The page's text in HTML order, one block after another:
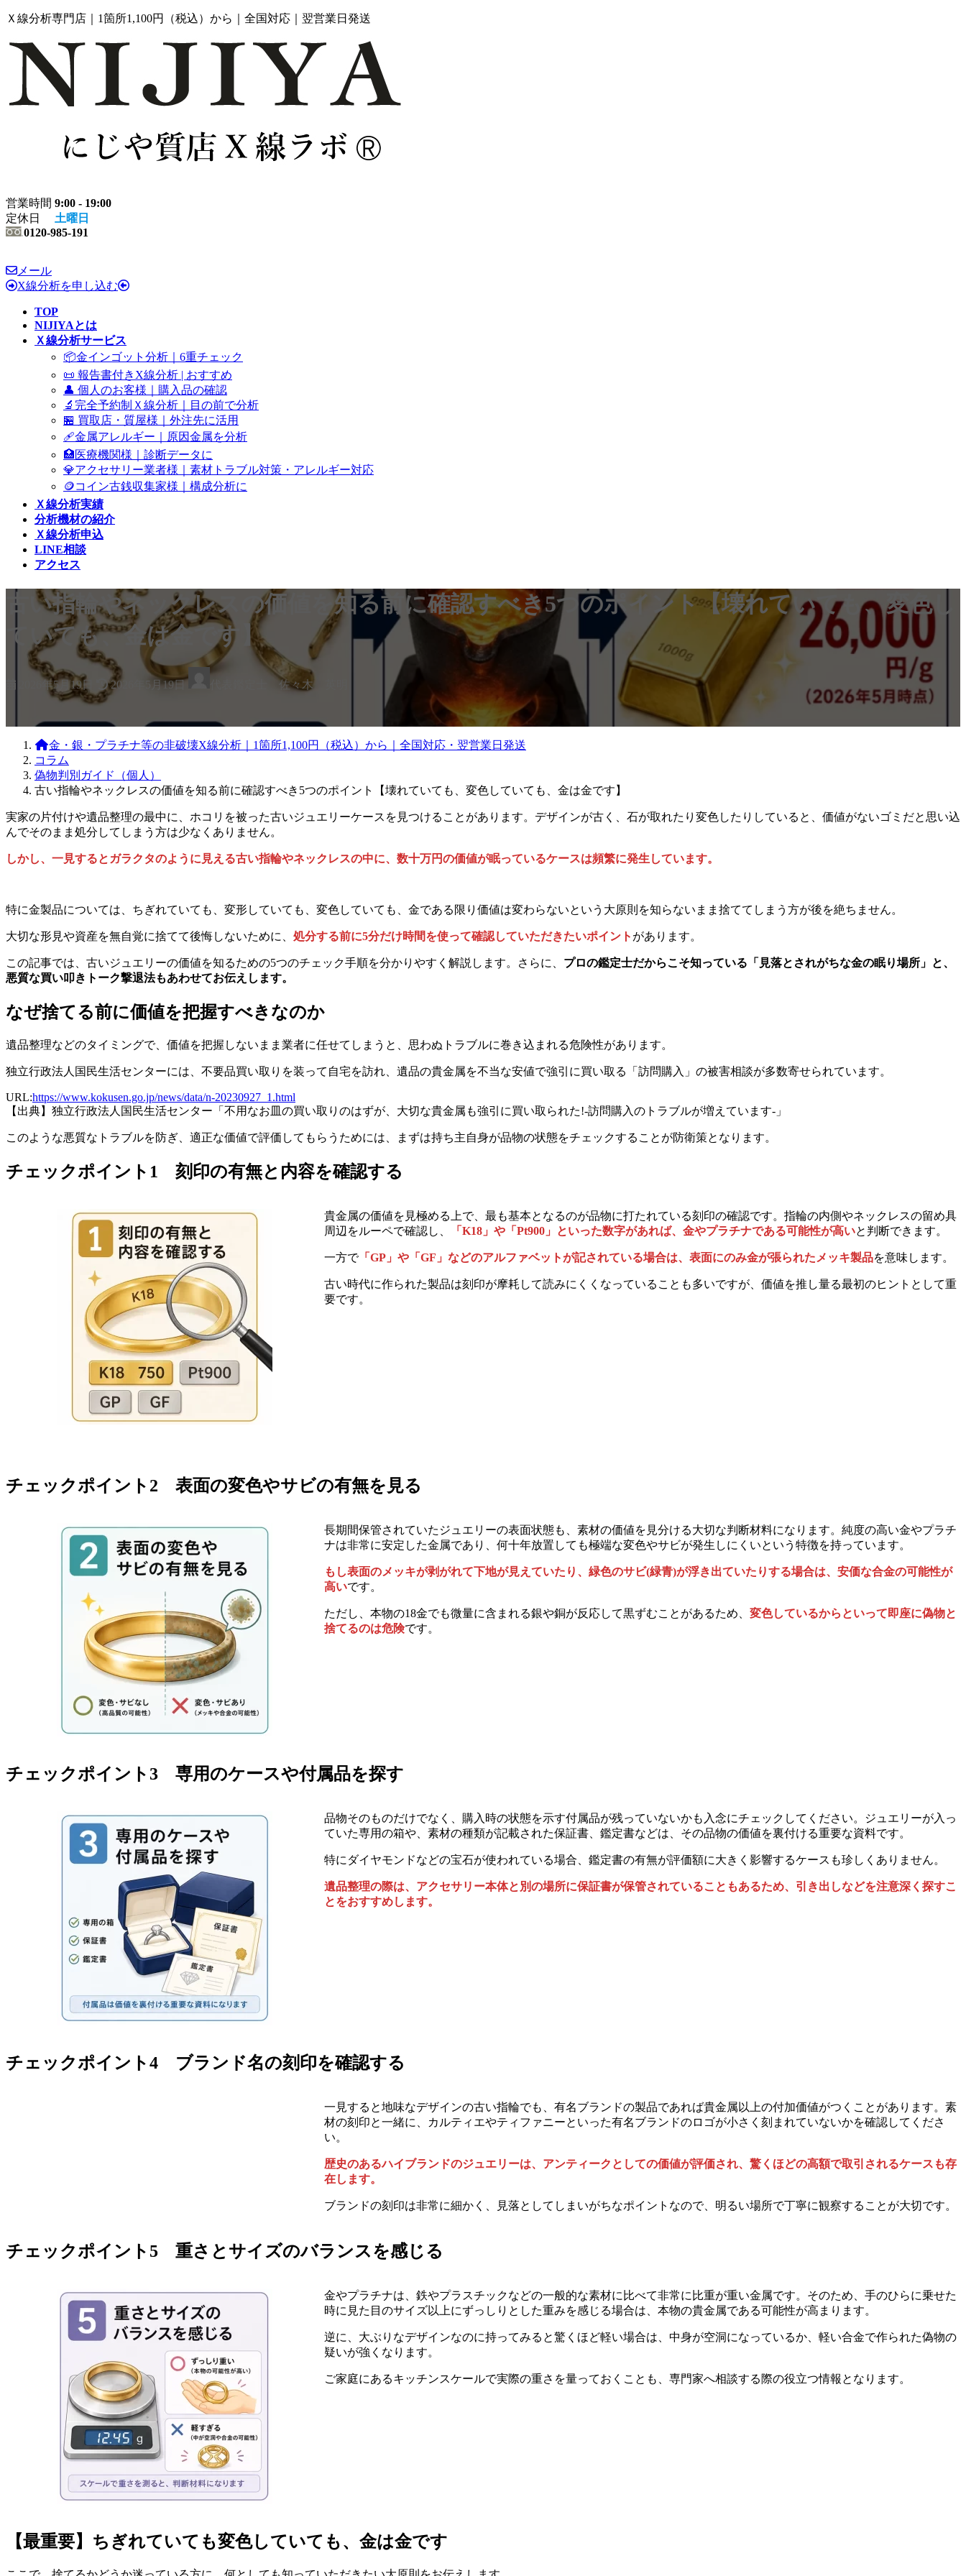
コ
テ
ス
ナ
ゲ
ン
Ｘ線分析専門店｜1箇所1,100円（税込）から｜全国対応｜翌営業日発送
営業時間 9:00 - 19:00
定休日 土曜日
0120-985-191
メール
X線分析を申し込む
TOP
NIJIYAとは
Ｘ線分析サービス
📦金インゴット分析｜6重チェック
📜 報告書付きX線分析 | おすすめ
👤 個人のお客様｜購入品の確認
🔬完全予約制Ｘ線分析｜目の前で分析
🏪 買取店・質屋様｜外注先に活用
🩹金属アレルギー｜原因金属を分析
🏥医療機関様｜診断データに
💎アクセサリー業者様｜素材トラブル対策・アレルギー対応
🪙コイン古銭収集家様｜構成分析に
Ｘ線分析実績
分析機材の紹介
Ｘ線分析申込
LINE相談
アクセス
古い指輪やネックレスの価値を知る前に確認すべき5つのポイント【壊れていても、変色し
ていても、金は金です】
2026年5月19日
最
終
時
2026年5月19日 代表鑑定士 佐々木 英明
金・銀・プラチナ等の非破壊X線分析｜1箇所1,100円（税込）から｜全国対応・翌営業日発送
コラム
偽物判別ガイド（個人）
古い指輪やネックレスの価値を知る前に確認すべき5つのポイント【壊れていても、変色していても、金は金です】
実家の片付けや遺品整理の最中に、ホコリを被った古いジュエリーケースを見つけることがあります。デザインが古く、石が取れたり変色したりしていると、価値がないゴミだと思い込
んでそのまま処分してしまう方は少なくありません。
しかし、一見するとガラクタのように見える古い指輪やネックレスの中に、数十万円の価値が眠っているケースは頻繁に発生しています。
特に金製品については、ちぎれていても、変形していても、変色していても、金である限り価値は変わらないという大原則 を知らないまま捨ててしまう方が後を絶ちません。
大切な形見や資産を無自覚に捨てて後悔しないために、 処分する前に5分だけ時間を使って確認していただきたいポイント があります。
この記事では、古いジュエリーの価値を知るための5つのチェック手順を分かりやすく解説します。さらに、 プロの鑑定士だからこそ知っている「見落とされがちな金の眠り場所」と、
悪質な買い叩きトーク撃退法もあわせてお伝えします。
なぜ捨てる前に価値を把握すべきなのか
遺品整理などのタイミングで、価値を把握しないまま業者に任せてしまうと、思わぬトラブルに巻き込まれる危険性があります。
独立行政法人国民生活センターには、不要品買い取りを装って自宅を訪れ、遺品の貴金属を不当な安値で強引に買い取る「訪問購入」の被害相談が多数寄せられています。
URL:https://www.kokusen.go.jp/news/data/n-20230927_1.html
【出典】独立行政法人国民生活センター「不用なお皿の買い取りのはずが、大切な貴金属も強引に買い取られた!-訪問購入のトラブルが増えています-」
このような悪質なトラブルを防ぎ、適正な価値で評価してもらうためには、まずは持ち主自身が品物の状態をチェックすることが防衛策となります。
チェックポイント1 刻印の有無と内容を確認する
貴金属の価値を見極める上で、最も基本となるのが品物に打たれている刻印の確認です。指輪の内側やネックレスの留め具
周辺をルーペで確認し、
「K18」や「Pt900」といった数字があれば、金やプラチナである可能性が高いと判断できます。
一方で「GP」や「GF」などのアルファベットが記されている場合は、表面にのみ金が張られたメッキ製品を意味します。
古い時代に作られた製品は刻印が摩耗して読みにくくなっていることも多いですが、価値を推し量る最初のヒントとして重
要です。
チェックポイント2 表面の変色やサビの有無を見る
長期間保管されていたジュエリーの表面状態も、素材の価値を見分ける大切な判断材料になります。純度の高い金やプラチ
ナは非常に安定した金属であり、何十年放置しても極端な変色やサビが発生しにくいという特徴を持っています。
もし表面のメッキが剥がれて下地が見えていたり、緑色のサビ(緑青)が浮き出ていたりする場合は、安価な合金の可能性が
高いです。
ただし、本物の18金でも微量に含まれる銀や銅が反応して黒ずむことがあるため、 変色しているからといって即座に偽物と
捨てるのは危険です。
チェックポイント3 専用のケースや付属品を探す
品物そのものだけでなく、購入時の状態を示す付属品が残っていないかも入念にチェックしてください。ジュエリーが入っ
ていた専用の箱や、素材の種類が記載された保証書、鑑定書などは、その品物の価値を裏付ける重要な資料です。
特にダイヤモンドなどの宝石が使われている場合、鑑定書の有無が評価額に大きく影響するケースも珍しくありません。
遺品整理の際は、アクセサリー本体と別の場所に保証書が保管されていることもあるため、引き出しなどを注意深く探すこ
とをおすすめします。
チェックポイント4 ブランド名の刻印を確認する
一見すると地味なデザインの古い指輪でも、有名ブランドの製品であれば貴金属以上の付加価値がつくことがあります。素
材の刻印と一緒に、カルティエやティファニーといった有名ブランドのロゴが小さく刻まれていないかを確認してくださ
い。
歴史のあるハイブランドのジュエリーは、アンティークとしての価値が評価され、驚くほどの高額で取引されるケースも存
在します。
ブランドの刻印は非常に細かく、見落としてしまいがちなポイントなので、明るい場所で丁寧に観察することが大切です。
チェックポイント5 重さとサイズのバランスを感じる
金やプラチナは、鉄やプラスチックなどの一般的な素材に比べて非常に比重が重い金属です。そのため、手のひらに乗せた
時に見た目のサイズ以上にずっしりとした重みを感じる場合は、本物の貴金属である可能性が高まります。
逆に、大ぶりなデザインなのに持ってみると驚くほど軽い場合は、中身が空洞になっているか、軽い合金で作られた偽物の
疑いが強くなります。
ご家庭にあるキッチンスケールで実際の重さを量っておくことも、専門家へ相談する際の役立つ情報となります。
【最重要】ちぎれていても変色していても、金は金です